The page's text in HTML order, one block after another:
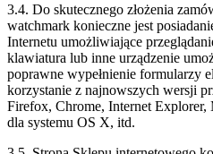
3.4. Do skutecznego złożenia
watchmark konieczne jest
Internetu umożliwiające
klawiatura lub inne urządzenie
poprawne wypełnienie formularzy
korzystanie z najnowszych wersji
Firefox, Chrome, Internet Explorer,
dla systemu OS X, itd.